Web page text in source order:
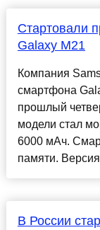
Стартовали
Galaxy M21
Компания
смартфона
прошлый
модели стал
6000 мАч.
памяти.
В России